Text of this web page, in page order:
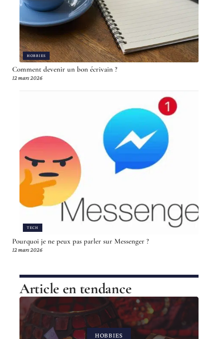
HOBBIES
Comment devenir un bon écrivain ?
12 mars 2026
TECH
Pourquoi je ne peux pas parler sur Messenger ?
12 mars 2026
Article en tendance
HOBBIES